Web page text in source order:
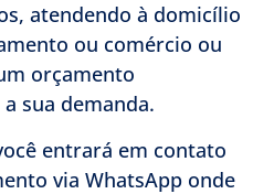
atendendo à domicílio
ou comércio ou
orçamento
sua demanda.
entrará em contato
via WhatsApp onde